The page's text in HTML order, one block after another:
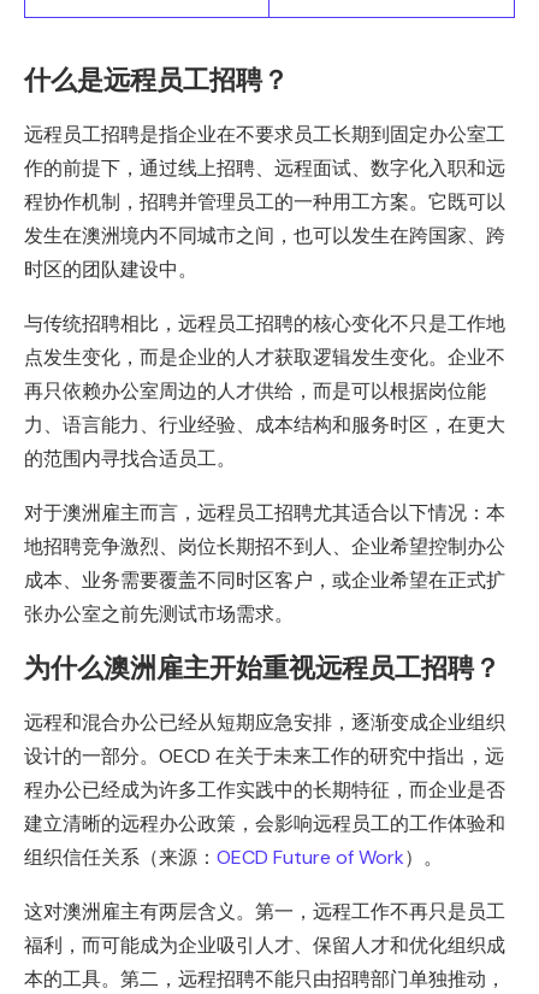
什么是远程员工招聘？
远程员工招聘是指企业在不要求员工长期到固定办公室工
作的前提下，通过线上招聘、远程面试、数字化入职和远
程协作机制，招聘并管理员工的一种用工方案。它既可以
发生在澳洲境内不同城市之间，也可以发生在跨国家、跨
时区的团队建设中。
与传统招聘相比，远程员工招聘的核心变化不只是工作地
点发生变化，而是企业的人才获取逻辑发生变化。企业不
再只依赖办公室周边的人才供给，而是可以根据岗位能
力、语言能力、行业经验、成本结构和服务时区，在更大
的范围内寻找合适员工。
对于澳洲雇主而言，远程员工招聘尤其适合以下情况：本
地招聘竞争激烈、岗位长期招不到人、企业希望控制办公
成本、业务需要覆盖不同时区客户，或企业希望在正式扩
张办公室之前先测试市场需求。
为什么澳洲雇主开始重视远程员工招聘？
远程和混合办公已经从短期应急安排，逐渐变成企业组织
设计的一部分。OECD 在关于未来工作的研究中指出，远
程办公已经成为许多工作实践中的长期特征，而企业是否
建立清晰的远程办公政策，会影响远程员工的工作体验和
组织信任关系（来源： OECD Future of Work）。
这对澳洲雇主有两层含义。第一，远程工作不再只是员工
福利，而可能成为企业吸引人才、保留人才和优化组织成
本的工具。第二，远程招聘不能只由招聘部门单独推动，